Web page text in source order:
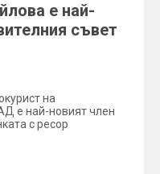
е най-
съвет
на
е най-новият член
с ресор